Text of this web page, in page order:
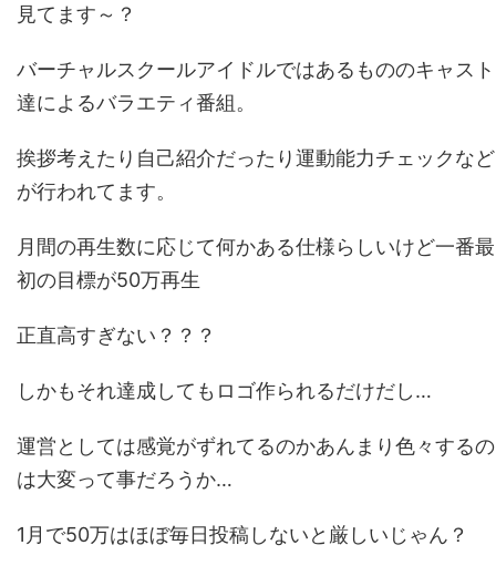
見てます～？
バーチャルスクールアイドルではあるもののキャスト
達によるバラエティ番組。
挨拶考えたり自己紹介だったり運動能力チェックなど
が行われてます。
月間の再生数に応じて何かある仕様らしいけど一番最
初の目標が50万再生
正直高すぎない？？？
しかもそれ達成してもロゴ作られるだけだし…
運営としては感覚がずれてるのかあんまり色々するの
は大変って事だろうか…
1月で50万はほぼ毎日投稿しないと厳しいじゃん？